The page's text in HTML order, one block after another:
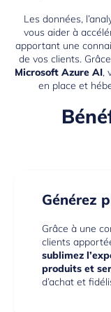
Les données,
vous aider à
apportant une
de vos clients.
Microsoft Azure AI,
en place et
Générez
Grâce à une
clients
sublimez
produits et
d’achat et